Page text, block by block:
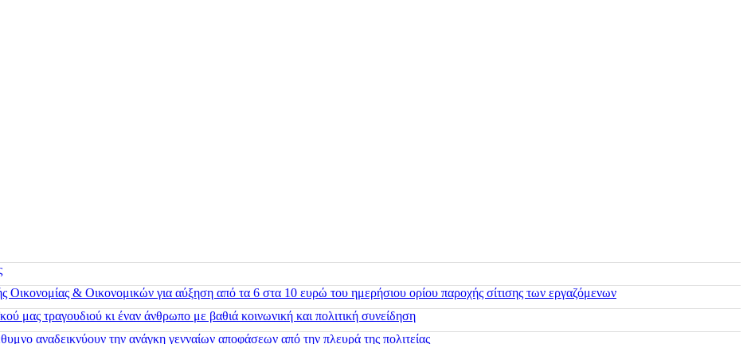
Οικονομίας & Οικονομικών για αύξηση από τα 6 στα 10 ευρώ του ημερήσιου ορίου παροχής σίτισης των εργαζόμενων
μας τραγουδιού κι έναν άνθρωπο με βαθιά κοινωνική και πολιτική συνείδηση
αναδεικνύουν την ανάγκη γενναίων αποφάσεων από την πλευρά της πολιτείας